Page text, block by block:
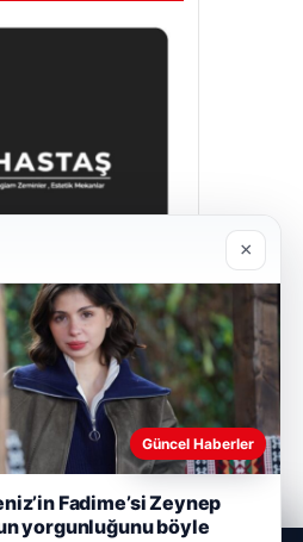
×
Güncel Haberler
Fadime’si Zeynep
yorgunluğunu böyle